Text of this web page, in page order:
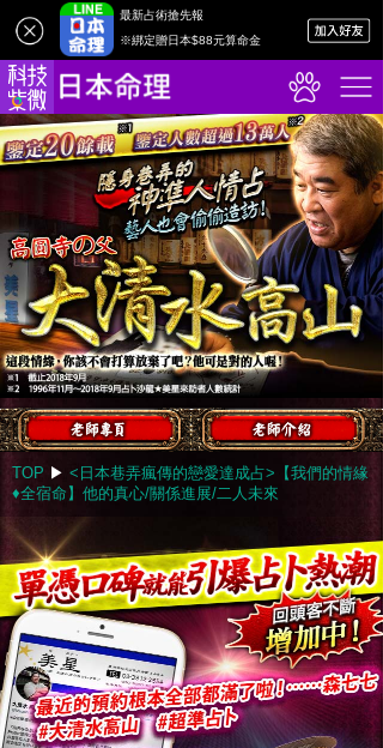
最新占術搶先報
※綁定贈日本$88元算命金
TOP ▶︎ <日本巷弄瘋傳的戀愛達成占>【我們的情緣
♦全宿命】他的真心/關係進展/二人未來